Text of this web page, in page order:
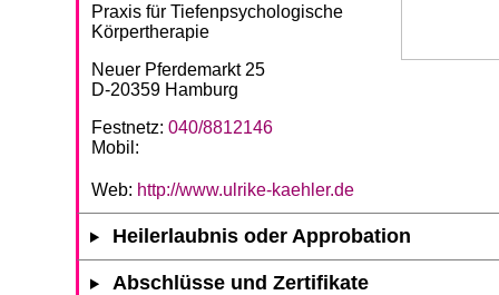
Praxis für Tiefenpsychologische
Körpertherapie
Neuer Pferdemarkt 25
D-20359 Hamburg
Festnetz: 040/8812146
Mobil:
Web: http://www.ulrike-kaehler.de
Heilerlaubnis oder Approbation
Abschlüsse und Zertifikate